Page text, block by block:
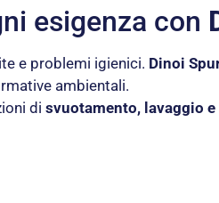
esigenza con
e problemi igienici. Dinoi
ambientali.
di svuotamento, lavaggio